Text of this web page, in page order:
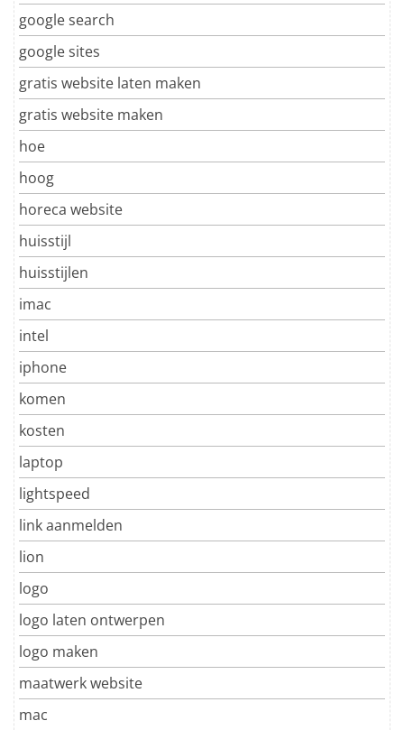
google search
google sites
gratis website laten maken
gratis website maken
hoe
hoog
horeca website
huisstijl
huisstijlen
imac
intel
iphone
komen
kosten
laptop
lightspeed
link aanmelden
lion
logo
logo laten ontwerpen
logo maken
maatwerk website
mac